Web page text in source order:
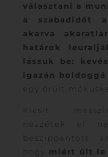
választani a
a szabadidőt
akarva
határok
lássuk be:
igazán
egy őrült
Kicsit
nézzétek el
beszippantott
hogy miért ült le